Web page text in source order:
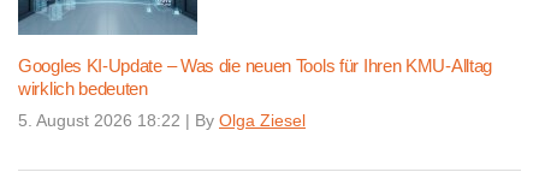
Googles KI-Update – Was die neuen Tools für Ihren KMU-Alltag
wirklich bedeuten
5. August 2026 18:22 | By Olga Ziesel